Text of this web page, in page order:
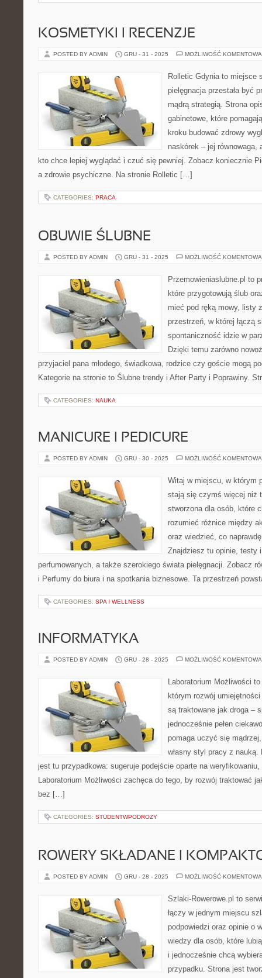
KOSMETYKI I RECENZJE
POSTED BY ADMIN GRU - 31 - 2025 MOŻLIWOŚĆ
Rolletic Gdynia to miejsce
pielęgnacja przestała być
mądrą strategią. Strona
gabinetowe, które
kroku budować zdrowy
naskórek – jej równowaga,
kto chce lepiej wyglądać i czuć się pewniej. Zobacz koniecznie
a zdrowie psychiczne. Na stronie Rolletic […]
CATEGORIES: PRACA
OBUWIE ŚLUBNE
POSTED BY ADMIN GRU - 31 - 2025 MOŻLIWOŚĆ
Przemowieniaslubne.pl to
które przygotowują ślub
mieć pod ręką mowy, listy
przestrzeń, w której łączą
spontaniczność idzie w
Dzięki temu zarówno
przyjaciel pana młodego, świadkowa, rodzice czy goście mogą
Kategorie na stronie to Ślubne trendy i After Party i Poprawiny.
CATEGORIES: NAUKA
MANICURE I PEDICURE
POSTED BY ADMIN GRU - 30 - 2025 MOŻLIWOŚĆ
Witaj w miejscu, w którym
stają się czymś więcej niż
stworzona dla osób, które
rozumieć różnice między
oraz wiedzieć, co
Znajdziesz tu opinie, testy
perfumowanych, a także szerokiego świata pielęgnacji. Zobacz
i Perfumy do biura i na spotkania biznesowe. Ta przestrzeń
CATEGORIES: SPA I WELLNESS
INFORMATYKA
POSTED BY ADMIN GRU - 28 - 2025 MOŻLIWOŚĆ
Laboratorium Możliwości
którym rozwój
są traktowane jak droga –
jednocześnie pełen
pomaga uczyć się
własny styl pracy z nauką.
jest tu przypadkowa: sugeruje podejście oparte na
Laboratorium Możliwości zachęca do tego, by rozwój traktować
bez […]
CATEGORIES: STUDENTWPODROZY
ROWERY SKŁADANE I
POSTED BY ADMIN GRU - 28 - 2025 MOŻLIWOŚĆ
Szlaki-Rowerowe.pl to
łączy w jednym miejscu
podpowiedzi oraz opinie o
wiedzy dla osób, które
i jednocześnie chcą
przypadku. Strona jest